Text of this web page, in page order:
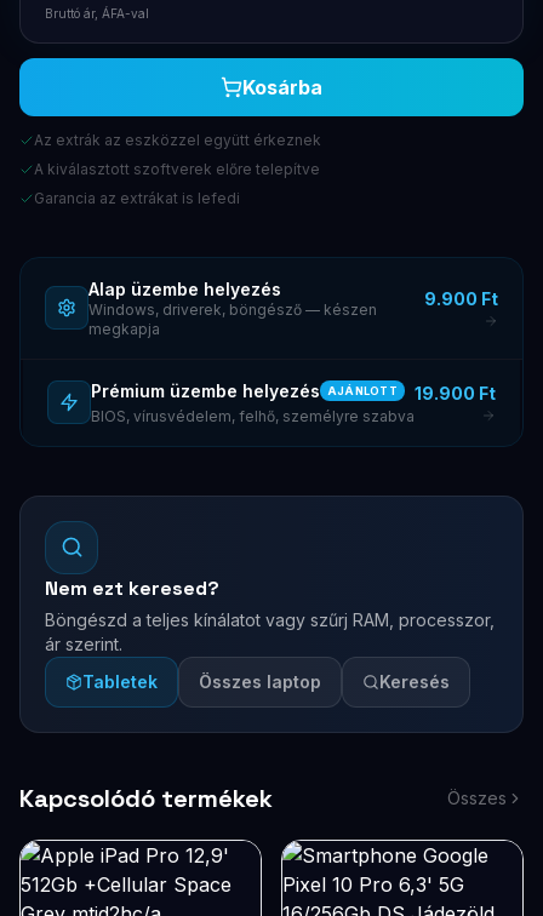
Bruttó ár, ÁFA-val
Kosárba
Az extrák az eszközzel együtt érkeznek
A kiválasztott szoftverek előre telepítve
Garancia az extrákat is lefedi
Alap üzembe helyezés
Windows, driverek, böngésző — készen
megkapja
9.900 Ft
Prémium üzembe helyezés AJÁNLOTT
BIOS, vírusvédelem, felhő, személyre szabva
19.900 Ft
Nem ezt keresed?
Böngészd a teljes kínálatot vagy szűrj RAM, processzor,
ár szerint.
Tabletek
Összes laptop Keresés
Kapcsolódó termékek Összes